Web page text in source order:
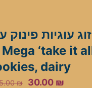
זוג עוגיות פינוק
dairy
₪
Original
30.00 ₪